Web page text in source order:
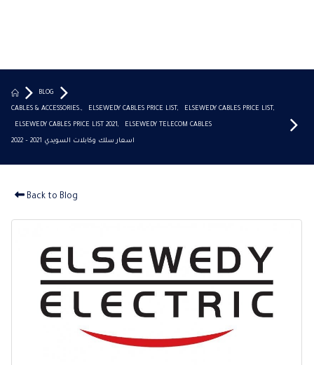
BLOG
CABLES & ACCESSORIES., ELSEWEDY CABLES PRICE LIST, ELSEWEDY CABLES PRICE LIST,
ELSEWEDY CABLES PRICE LIST 2021, ELSEWEDY TELECOM CABLES
اسعار سلك وكابلات السويدي 2021 – 2022
Back to Blog